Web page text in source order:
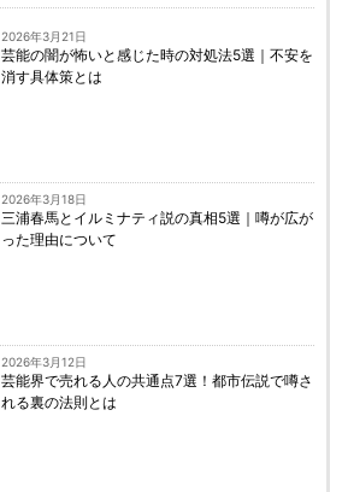
2026年3月21日
芸能の闇が怖いと感じた時の対処法5選｜不安を
消す具体策とは
2026年3月18日
三浦春馬とイルミナティ説の真相5選｜噂が広が
った理由について
2026年3月12日
芸能界で売れる人の共通点7選！都市伝説で噂さ
れる裏の法則とは